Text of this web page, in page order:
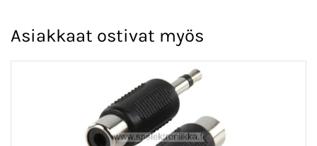
Asiakkaat ostivat myös